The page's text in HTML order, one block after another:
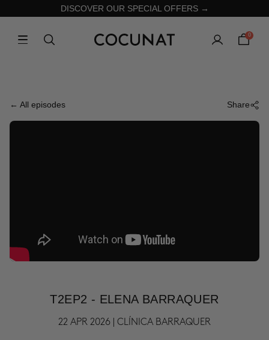
DISCOVER OUR SPECIAL OFFERS →
0
← All episodes Share
T2EP2 - ELENA BARRAQUER
22 APR 2026 | CLÍNICA BARRAQUER